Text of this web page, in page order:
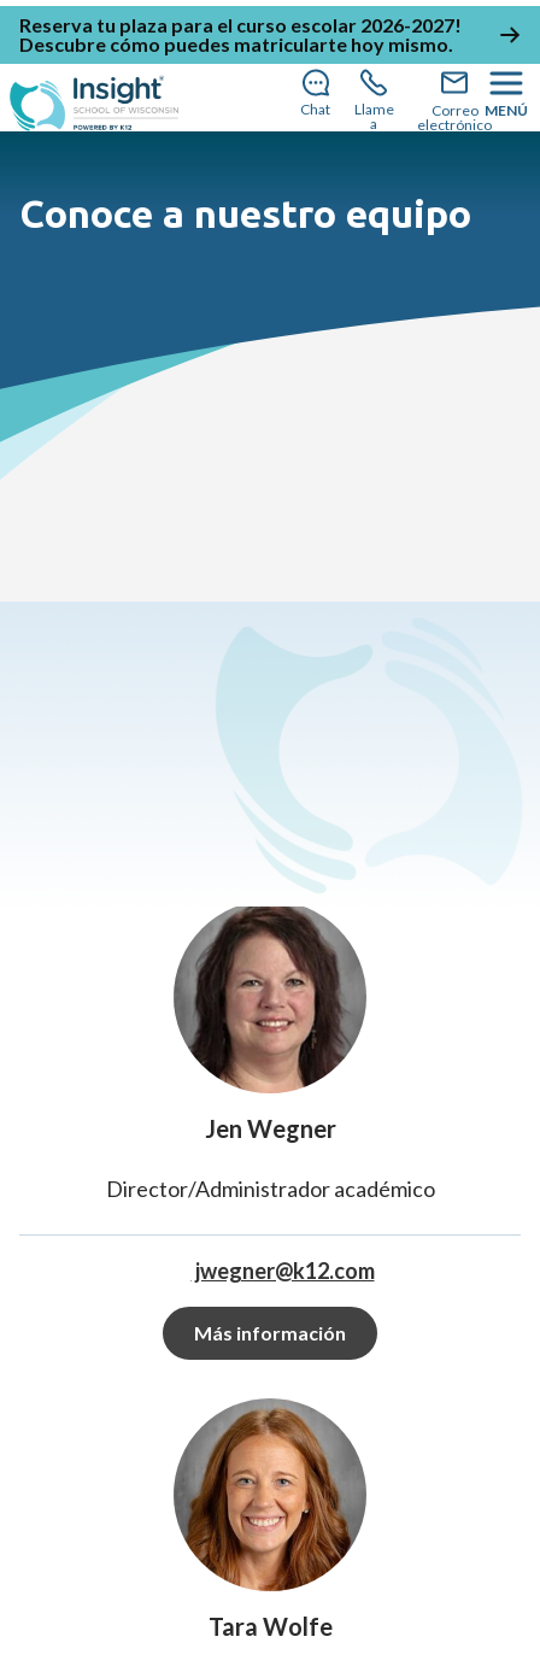
Reserva tu plaza para el curso escolar 2026-2027!
Descubre cómo puedes matricularte hoy mismo.
Chat
Llame
a
Correo
electrónico
MENÚ
Conoce a nuestro equipo
Equipo de administración
Equipo de apoyo a los estudiantes
Equipo docente
Equipo de Programas Especiales
Equipo de administración de la AMV
Equipo de operaciones
Equipo de administración
Jen Wegner
Director/Administrador académico
jwegner@k12.com
Más información
Tara Wolfe